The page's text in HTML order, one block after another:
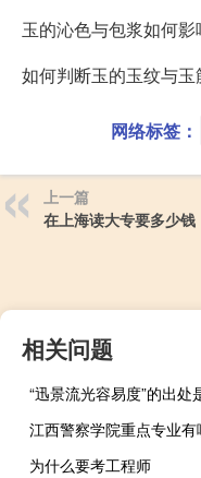
玉的沁色与包浆如何影
如何判断玉的玉纹与玉
网络标签：
上一篇
在上海读大专要多少钱
相关问题
“迅景流光容易度”的出处
江西警察学院重点专业有
为什么要考工程师